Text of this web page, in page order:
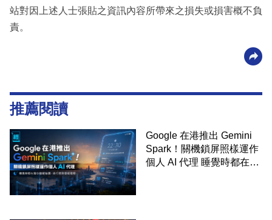
站對因上述人士張貼之資訊內容所帶來之損失或損害概不負
責。
推薦閱讀
Google 在港推出 Gemini
Spark！關機鎖屏照樣運作
個人 AI 代理 睡覺時都在幫